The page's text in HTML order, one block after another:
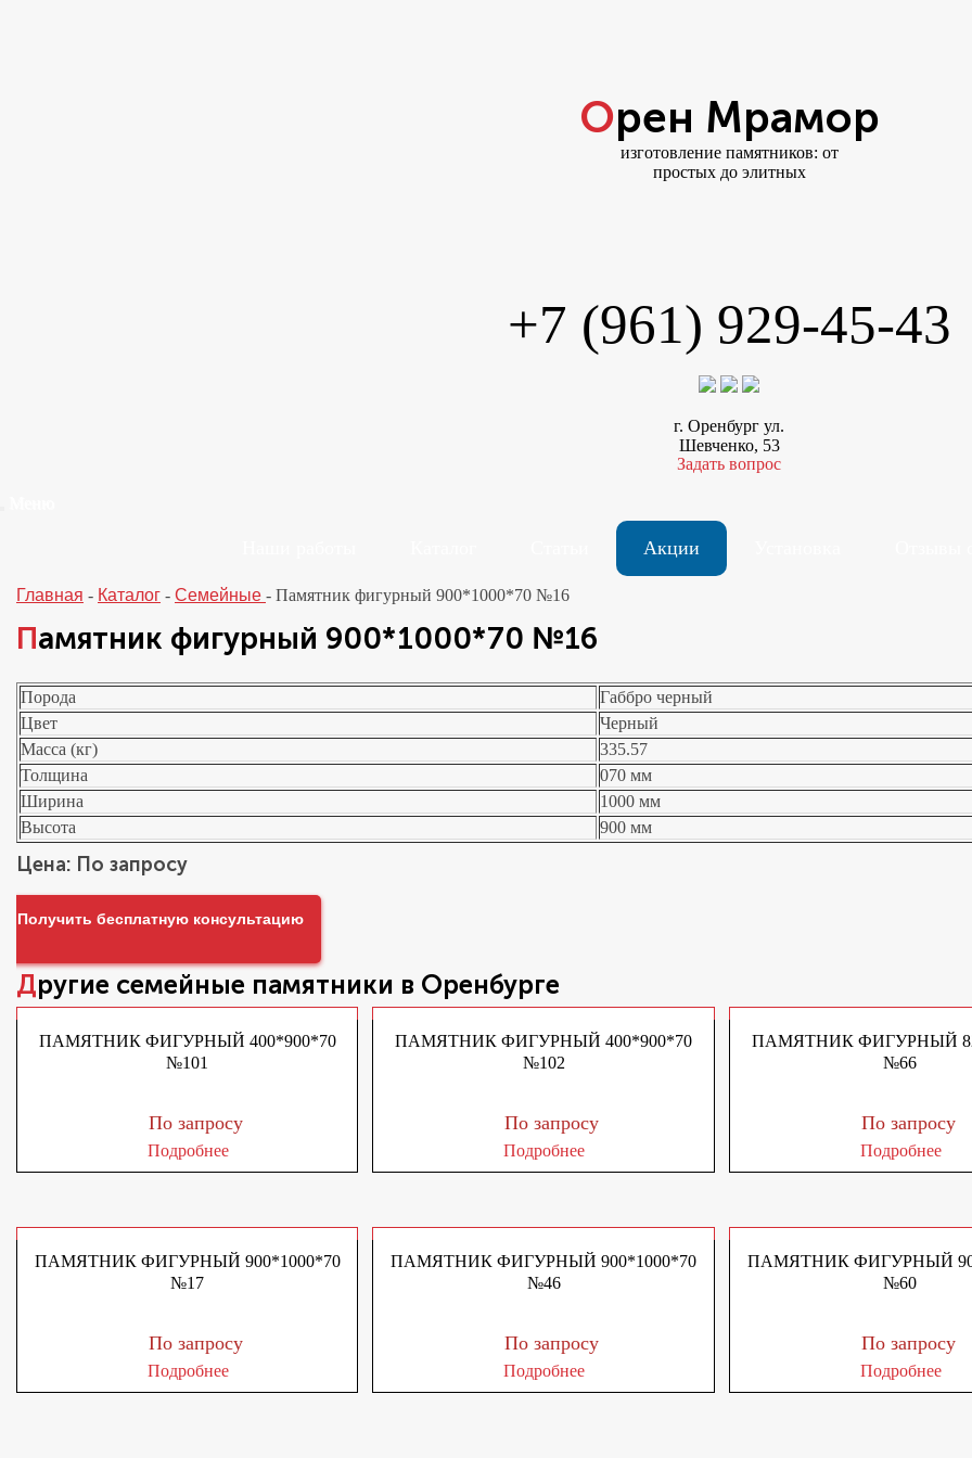
Орен Мрамор
изготовление памятников: от
простых до элитных
+7 (961) 929-45-43
г. Оренбург ул.
Шевченко, 53
Задать вопрос
Акции
Главная - Каталог - Семейные - Памятник фигурный 900*1000*70 №16
Памятник фигурный 900*1000*70 №16
Порода
Габбро черный
Цвет
Черный
Масса (кг)
335.57
Толщина
070 мм
Ширина
1000 мм
Высота
900 мм
Цена: По запросу
Получить бесплатную консультацию
Другие семейные памятники в Оренбурге
ПАМЯТНИК ФИГУРНЫЙ 400*900*70
№101
По запросу
Подробнее
ПАМЯТНИК ФИГУРНЫЙ 400*900*70
№102
По запросу
Подробнее
ПАМЯТНИК ФИГУРНЫЙ
№66
По запросу
Подробнее
ПАМЯТНИК ФИГУРНЫЙ 900*1000*70
№17
По запросу
Подробнее
ПАМЯТНИК ФИГУРНЫЙ 900*1000*70
№46
По запросу
Подробнее
ПАМЯТНИК ФИГУРНЫЙ
№60
По запросу
Подробнее